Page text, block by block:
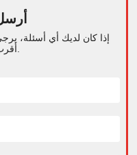
إذا كان لديك أي أسئلة،